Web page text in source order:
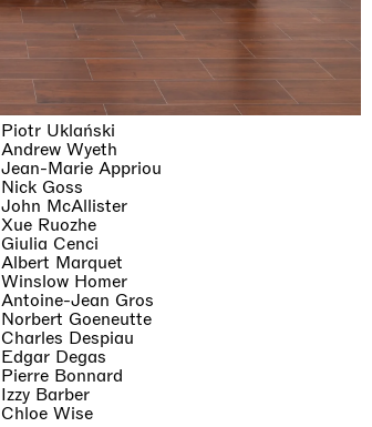
Piotr Uklański
Andrew Wyeth
Jean-Marie Appriou
Nick Goss
John McAllister
Xue Ruozhe
Giulia Cenci
Albert Marquet
Winslow Homer
Antoine-Jean Gros
Norbert Goeneutte
Charles Despiau
Edgar Degas
Pierre Bonnard
Izzy Barber
Chloe Wise